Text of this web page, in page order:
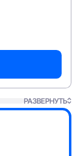
РАЗВЕРНУТЬ